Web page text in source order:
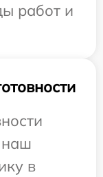
работ и
наш
в